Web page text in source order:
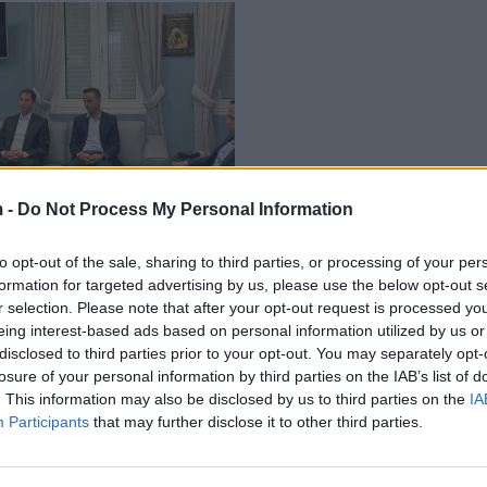
- Do Not Process My Personal Information
opt-out of the sale, sharing to third parties, or processing of your
for targeted advertising by us, please use the below opt-out
selection. Please note that after your opt-out request is processed
interest-based ads based on personal information utilized by us
to third parties prior to your opt-out. You may separately
of your personal information by third parties on the IAB’s list of
This information may also be disclosed by us to third parties on the
Participants that may further disclose it to other third parties.
Meta takon
do monitorojmë
afër
2022